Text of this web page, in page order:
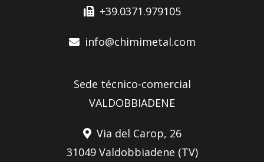
+39.0371.979105
info@chimimetal.com
Sede técnico-comercial
VALDOBBIADENE
Via del Carop, 26
31049 Valdobbiadene (TV)